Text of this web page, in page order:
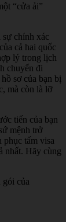
“cửa ải”
chính xác
cả hai quốc
lý trong lịch
chuyến đi
sơ của bạn bị
mà còn là lỡ
tiến của bạn
mệnh trở
phục tấm visa
nhất. Hãy cùng
gói của